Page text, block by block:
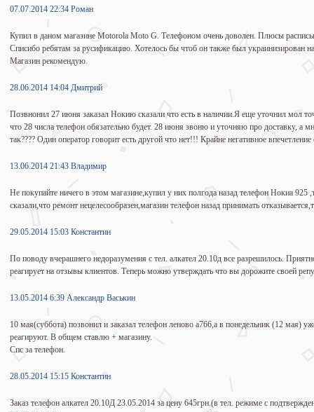
07.07.2014 22:34 Роман
Купил в даном магазине Motorola Moto G. Телефоном очень доволен. Плюсы
Списибо ребятам за русификацию. Хотелось бы чтоб он также был украинизирован
Магазин рекомендую.
28.06.2014 14:04 Дмитрий
Позвнонил 27 июня заказал Нокию сказали что есть в наличии.Я еще уточнил мол
что 28 числа телефон обязательно будет. 28 июня звоню и уточняю про доставку, а
так???? Один оператор говорит есть другой что нет!!! Крайне негативное
13.06.2014 21:43 Владимир
Не покупайте ничего в этом магазине,купил у них полгода назад телефон Нокиа
сказали,что ремонт нецелесообразен,магазин телефон назад принимать
29.05.2014 15:03 Константин
По поводу вчерашнего недоразумения с тел. алкател 20.10д все разрешилось.
реагирует на отзывы клиентов. Теперь можно утверждать что вы дорожите своей
13.05.2014 6:39 Александр Васькин
10 мая(суббота) позвонил и заказал телефон леново а766,а в понедельник (12 мая)
реагируют. В общем ставлю + магазину.
Спс за телефон.
28.05.2014 15:15 Константин
Заказ телефон алкател 20.10Д 23.05.2014 за цену 645грн.(в тел. режиме с